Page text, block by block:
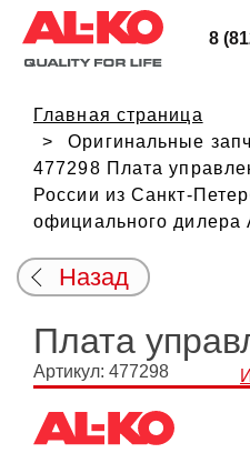
8
Главная страница
Оригинальные
477298 Плата
России из Санкт-
официального дилера
Назад
Плата
Артикул: 477298